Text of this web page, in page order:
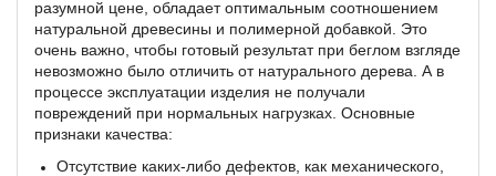
разумной цене, обладает оптимальным соотношением
натуральной древесины и полимерной добавкой. Это
очень важно, чтобы готовый результат при беглом взгляде
невозможно было отличить от натурального дерева. А в
процессе эксплуатации изделия не получали
повреждений при нормальных нагрузках. Основные
признаки качества:
Отсутствие каких-либо дефектов, как механического,